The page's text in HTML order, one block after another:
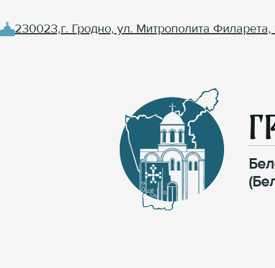
230023,г. Гродно, ул. Митрополита Филарета,